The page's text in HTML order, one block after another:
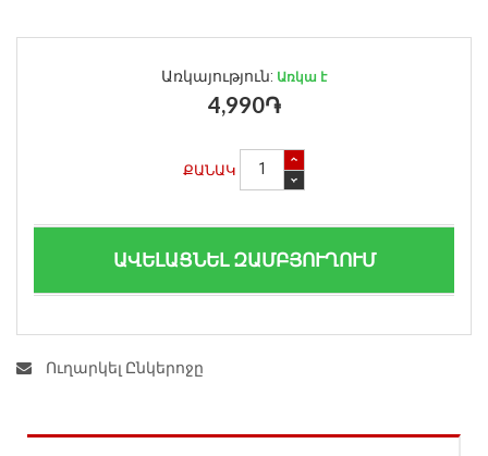
Առկայություն: Առկա է
4,990֏
ՔԱՆԱԿ
ԱՎԵԼԱՑՆԵԼ ԶԱՄԲՅՈՒՂՈՒՄ
Ուղարկել Ընկերոջը